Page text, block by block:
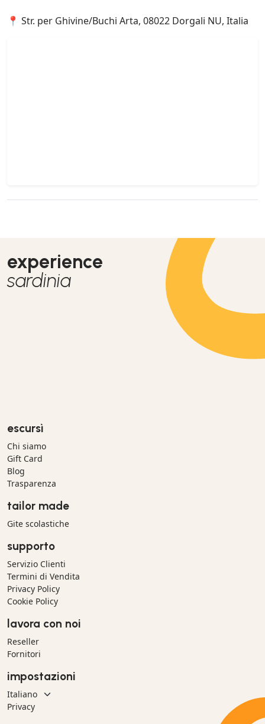
📍 Str. per Ghivine/Buchi Arta, 08022 Dorgali NU, Italia
experience
sardinia
escursì
Chi siamo
Gift Card
Blog
Trasparenza
tailor made
Gite scolastiche
supporto
Servizio Clienti
Termini di Vendita
Privacy Policy
Cookie Policy
lavora con noi
Reseller
Fornitori
impostazioni
Privacy